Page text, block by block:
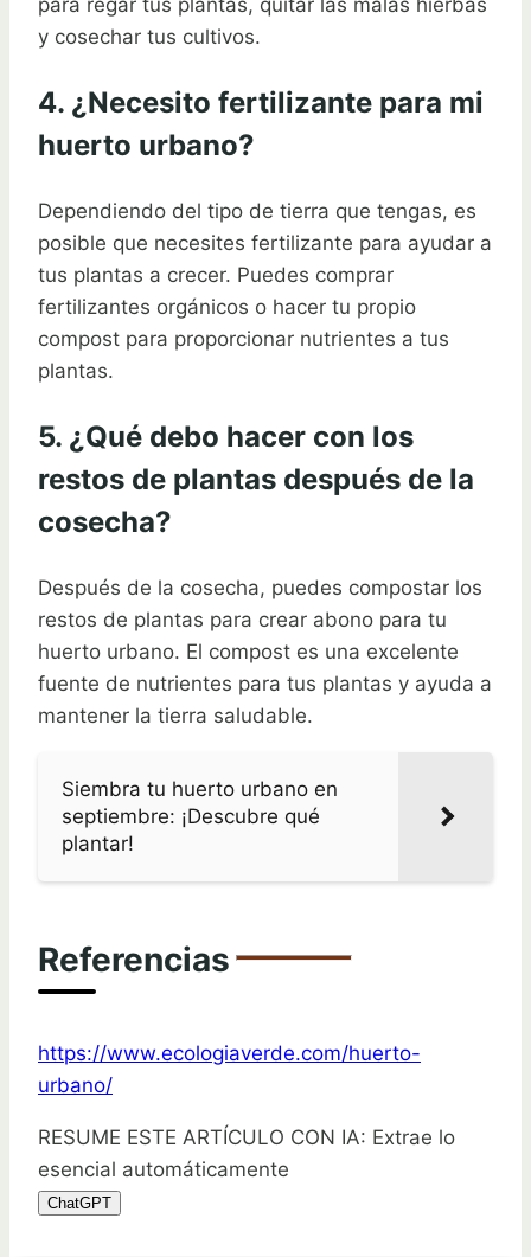
y cosechar tus cultivos.
4. ¿Necesito fertilizante para mi
huerto urbano?
Dependiendo del tipo de tierra que tengas, es
posible que necesites fertilizante para ayudar a
tus plantas a crecer. Puedes comprar
fertilizantes orgánicos o hacer tu propio
compost para proporcionar nutrientes a tus
plantas.
5. ¿Qué debo hacer con los
restos de plantas después de la
cosecha?
Después de la cosecha, puedes compostar los
restos de plantas para crear abono para tu
huerto urbano. El compost es una excelente
fuente de nutrientes para tus plantas y ayuda a
mantener la tierra saludable.
Siembra tu huerto urbano en
septiembre: ¡Descubre qué
plantar!
Referencias
https://www.ecologiaverde.com/huerto-
urbano/
RESUME ESTE ARTÍCULO CON IA: Extrae lo
esencial automáticamente
ChatGPT